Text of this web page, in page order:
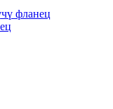
фланец